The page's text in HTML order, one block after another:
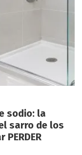
sodio: la
sarro de los